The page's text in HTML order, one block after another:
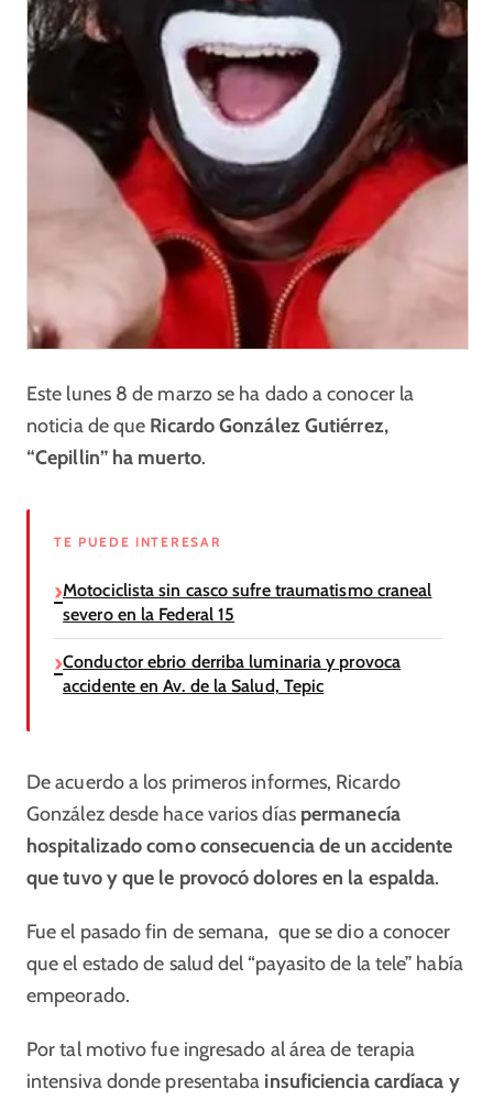
Este lunes 8 de marzo se ha dado a conocer la
noticia de que Ricardo González Gutiérrez,
“Cepillin” ha muerto.
TE PUEDE INTERESAR
Motociclista sin casco sufre traumatismo craneal
severo en la Federal 15
Conductor ebrio derriba luminaria y provoca
accidente en Av. de la Salud, Tepic
De acuerdo a los primeros informes, Ricardo
González desde hace varios días permanecía
hospitalizado como consecuencia de un accidente
que tuvo y que le provocó dolores en la espalda.
Fue el pasado fin de semana, que se dio a conocer
que el estado de salud del “payasito de la tele” había
empeorado.
Por tal motivo fue ingresado al área de terapia
intensiva donde presentaba insuficiencia cardíaca y